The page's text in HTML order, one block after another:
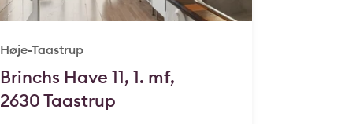
Høje-Taastrup
Brinchs Have 11, 1. mf,
2630 Taastrup